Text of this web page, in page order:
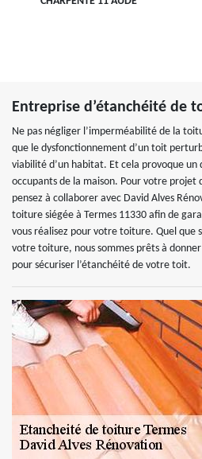
Entreprise d’étanchéité de
Ne pas négliger l’imperméabilité de la
que le dysfonctionnement d’un toit
viabilité d’un habitat. Et cela provoque un
occupants de la maison. Pour votre projet
pensez à collaborer avec David Alves
toiture siégée à Termes 11330 afin de
vous réalisez pour votre toiture. Quel que
votre toiture, nous sommes prêts à
pour sécuriser l’étanchéité de votre toit.